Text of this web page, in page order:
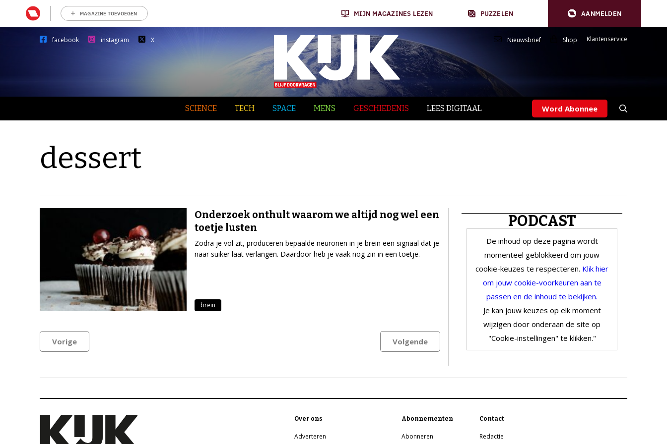
MAGAZINE TOEVOEGEN MIJN MAGAZINES LEZEN PUZZELEN AANMELDEN
facebook instagram X Nieuwsbrief Shop Klantenservice
SCIENCE TECH SPACE MENS GESCHIEDENIS LEES DIGITAAL Word Abonnee
dessert
Onderzoek onthult waarom we altijd nog wel een
toetje lusten
Zodra je vol zit, produceren bepaalde neuronen in je brein een signaal dat je
naar suiker laat verlangen. Daardoor heb je vaak nog zin in een toetje.
brein
Vorige Volgende
PODCAST
De inhoud op deze pagina wordt
momenteel geblokkeerd om jouw
cookie-keuzes te respecteren. Klik hier
om jouw cookie-voorkeuren aan te
passen en de inhoud te bekijken.
Je kan jouw keuzes op elk moment
wijzigen door onderaan de site op
"Cookie-instellingen" te klikken."
Over ons
Adverteren
Abonnementen
Abonneren
Contact
Redactie